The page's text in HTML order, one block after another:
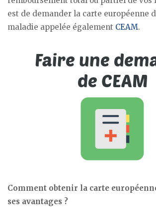
est de demander la carte européenne
maladie appelée également CEAM.
Comment obtenir la carte
ses avantages ?